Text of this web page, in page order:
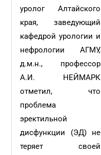
уролог Алтайского
края, заведующий
кафедрой урологии и
нефрологии АГМУ,
д.м.н., профессор
А.И. НЕЙМАРК
отметил, что
проблема
эректильной
дисфункции (ЭД) не
теряет своей